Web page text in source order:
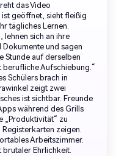
das Video
geöffnet, sieht fleißig
tägliches Lernen.
lehnen sich an ihre
und sagen
Stunde auf derselben
berufliche Aufschiebung.“
Schülers brach in
zeigt zwei
ist sichtbar. Freunde
während des Grills
„Produktivität“ zu
zeigen.
Arbeitszimmer.
brutaler Ehrlichkeit.